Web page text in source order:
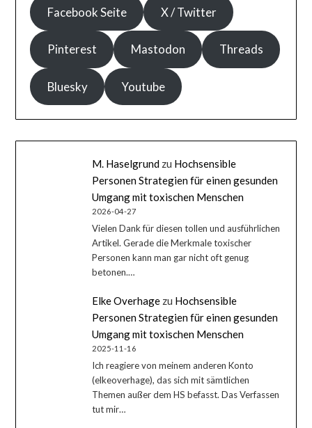
Facebook Seite X / Twitter
Pinterest Mastodon Threads
Bluesky Youtube
M. Haselgrund zu Hochsensible
Personen Strategien für einen gesunden
Umgang mit toxischen Menschen
2026-04-27
Vielen Dank für diesen tollen und ausführlichen
Artikel. Gerade die Merkmale toxischer
Personen kann man gar nicht oft genug
betonen.…
Elke Overhage zu Hochsensible
Personen Strategien für einen gesunden
Umgang mit toxischen Menschen
2025-11-16
Ich reagiere von meinem anderen Konto
(elkeoverhage), das sich mit sämtlichen
Themen außer dem HS befasst. Das Verfassen
tut mir…